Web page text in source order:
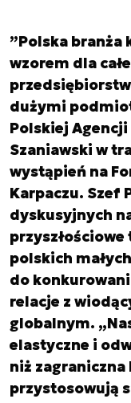
”Polska branża
wzorem dla
przedsiębiorstw
dużymi
Polskiej Agencji
Szaniawski w
wystąpień na
Karpaczu. Szef
dyskusyjnych
polskich
do
relacje z
globalnym.
elastyczne i
niż zagraniczna
przystosowują